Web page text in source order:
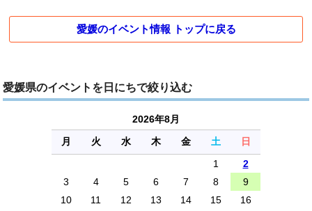
愛媛のイベント情報 トップに戻る
愛媛県のイベントを日にちで絞り込む
2026年8月
月
火 水 木 金 土 日
1
2
3
4 5 6 7 8
9
10
11 12 13 14 15
16